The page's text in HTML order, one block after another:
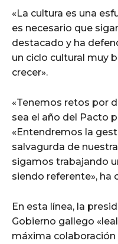
«La cultura es una
es necesario que
destacado y ha
un ciclo cultural muy
crecer».
«Tenemos retos por
sea el año del Pacto
«Entendremos la
salvagurda de
sigamos trabajando
siendo referente», ha
En esta línea, la
Gobierno gallego
máxima